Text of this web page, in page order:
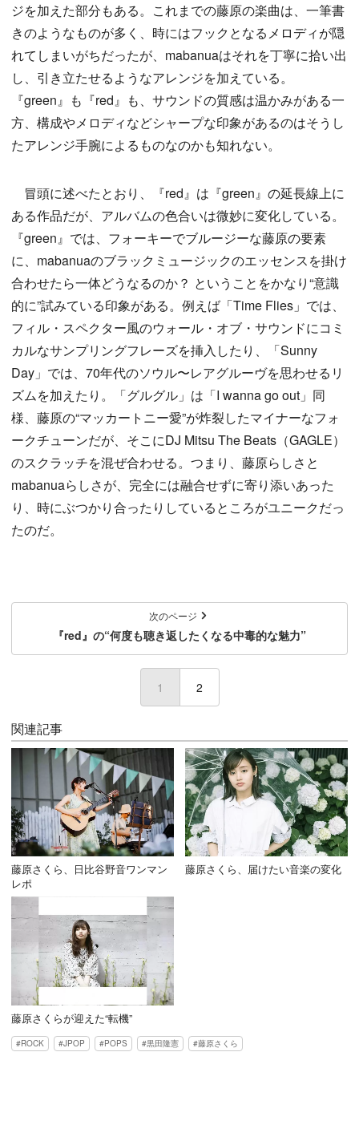
ジを加えた部分もある。これまでの藤原の楽曲は、一筆書
きのようなものが多く、時にはフックとなるメロディが隠
れてしまいがちだったが、mabanuaはそれを丁寧に拾い出
し、引き立たせるようなアレンジを加えている。
『green』も『red』も、サウンドの質感は温かみがある一
方、構成やメロディなどシャープな印象があるのはそうし
たアレンジ手腕によるものなのかも知れない。
冒頭に述べたとおり、『red』は『green』の延長線上に
ある作品だが、アルバムの色合いは微妙に変化している。
『green』では、フォーキーでブルージーな藤原の要素
に、mabanuaのブラックミュージックのエッセンスを掛け
合わせたら一体どうなるのか？ ということをかなり“意識
的に”試みている印象がある。例えば「Time Flies」では、
フィル・スペクター風のウォール・オブ・サウンドにコミ
カルなサンプリングフレーズを挿入したり、「Sunny
Day」では、70年代のソウル〜レアグルーヴを思わせるリ
ズムを加えたり。「グルグル」は「I wanna go out」同
様、藤原の“マッカートニー愛”が炸裂したマイナーなフォ
ークチューンだが、そこにDJ Mitsu The Beats（GAGLE）
のスクラッチを混ぜ合わせる。つまり、藤原らしさと
mabanuaらしさが、完全には融合せずに寄り添いあった
り、時にぶつかり合ったりしているところがユニークだっ
たのだ。
次のページ
『red』の“何度も聴き返したくなる中毒的な魅力”
1 (current)
2
関連記事
藤原さくら、日比谷野音ワンマン
レポ
藤原さくら、届けたい音楽の変化
藤原さくらが迎えた“転機”
ROCK JPOP POPS 黒田隆憲 藤原さくら